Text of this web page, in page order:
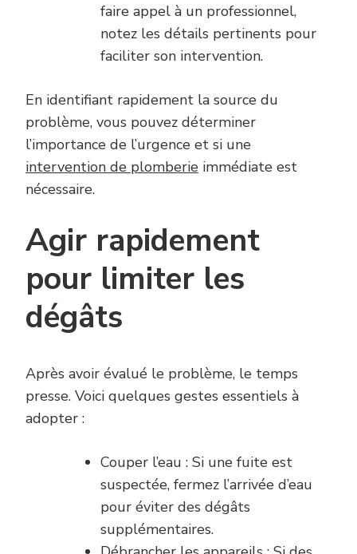
faire appel à un professionnel,
notez les détails pertinents pour
faciliter son intervention.
En identifiant rapidement la source du
problème, vous pouvez déterminer
l’importance de l’urgence et si une
intervention de plomberie immédiate est
nécessaire.
Agir rapidement
pour limiter les
dégâts
Après avoir évalué le problème, le temps
presse. Voici quelques gestes essentiels à
adopter :
Couper l’eau : Si une fuite est
suspectée, fermez l’arrivée d’eau
pour éviter des dégâts
supplémentaires.